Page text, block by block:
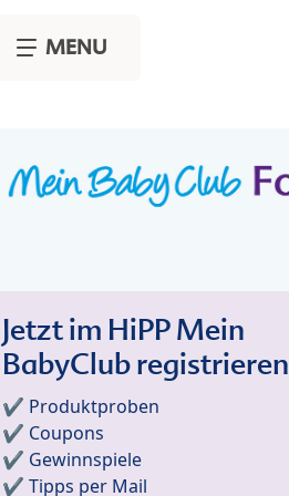
MENU
Jetzt im HiPP Mein
BabyClub registrieren
✔️ Produktproben
✔️ Coupons
✔️ Gewinnspiele
✔️ Tipps per Mail